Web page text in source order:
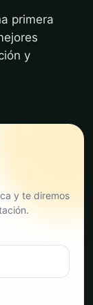
primera
y
y te diremos